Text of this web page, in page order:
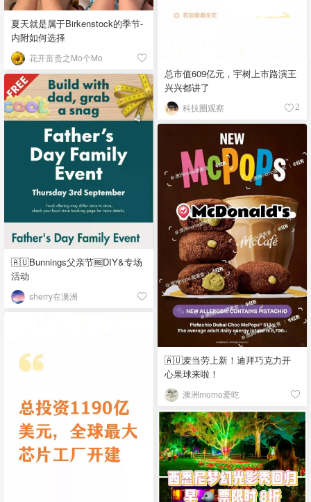
夏天就是属于Birkenstock的季节-
内附如何选择
花开富贵之Mo个Mo
总市值609亿元，宇树上市路演王
兴兴都讲了
科技圈观察 2
🇦🇺Bunnings父亲节🆓DIY&专场
活动
sherry在澳洲
🇦🇺麦当劳上新！迪拜巧克力开
心果球来啦！
澳洲momo爱吃